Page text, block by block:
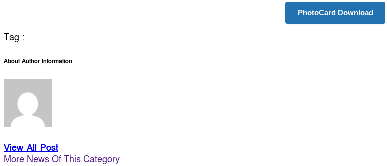
PhotoCard Download
Tag :
About Author Information
View All Post
More News Of This Category